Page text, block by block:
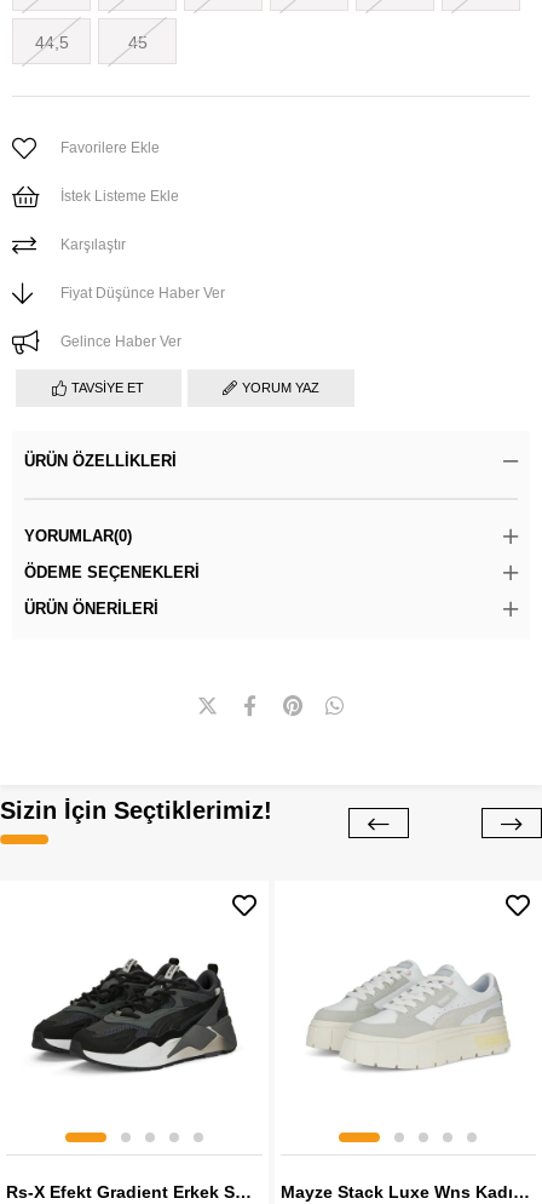
44,5 45
Favorilere Ekle
İstek Listeme Ekle
Karşılaştır
Fiyat Düşünce Haber Ver
Gelince Haber Ver
TAVSIYE ET YORUM YAZ
ÜRÜN ÖZELLIKLERI
YORUMLAR(0)
ÖDEME SEÇENEKLERI
ÜRÜN ÖNERILERI
Sizin İçin Seçtiklerimiz!
Rs-X Efekt Gradient Erkek Sneaker Mayze Stack Luxe Wns Kadın Sneaker